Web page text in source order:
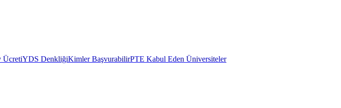
ÜcretiYDS DenkliğiKimler BaşvurabilirPTE Kabul Eden Üniversiteler